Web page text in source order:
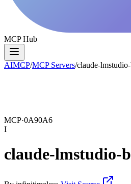
MCP Hub
AIMCP/MCP Servers/claude-
MCP·0A90A6
I
claude-lmstudio-